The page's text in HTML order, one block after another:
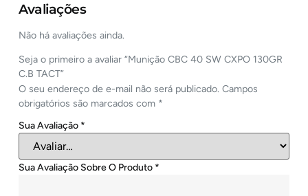
Avaliações
Não há avaliações ainda.
Seja o primeiro a avaliar “Munição CBC 40 SW CXPO 130GR
C.B TACT”
O seu endereço de e-mail não será publicado. Campos
obrigatórios são marcados com *
Sua Avaliação *
Sua Avaliação Sobre O Produto *